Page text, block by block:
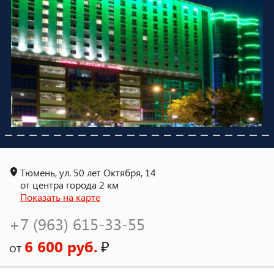
Тюмень, ул. 50 лет Октября, 14
от центра города 2 км
Показать на карте
+7 (963) 615-33-55
от 6 600 руб.₽